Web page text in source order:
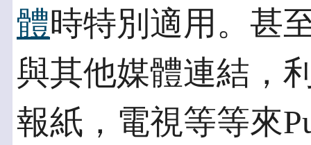
體時特別適用。甚
與其他媒體連結，
報紙，電視等等來